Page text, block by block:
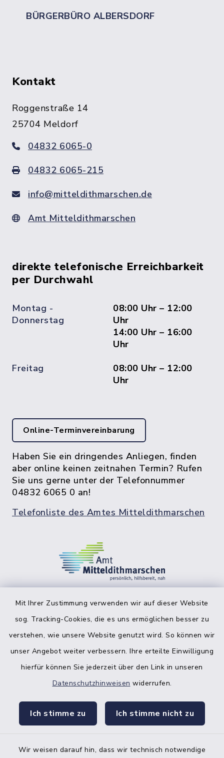
Mit Ihrer Zustimmung verwenden wir auf dieser Website
sog. Tracking-Cookies, die es uns ermöglichen besser zu
verstehen, wie unsere Website genutzt wird. So können wir
unser Angebot weiter verbessern. Ihre erteilte Einwilligung
hierfür können Sie jederzeit über den Link in unseren
Datenschutzhinweisen widerrufen.
Ich stimme zu Ich stimme nicht zu
Wir weisen darauf hin, dass wir technisch notwendige
BÜRGERBÜRO ALBERSDORF
Kontakt
Roggenstraße 14
25704 Meldorf
04832 6065-0
04832 6065-215
info@mitteldithmarschen.de
Amt Mitteldithmarschen
direkte telefonische Erreichbarkeit
per Durchwahl
Montag -
Donnerstag
08:00 Uhr – 12:00
Uhr
14:00 Uhr – 16:00
Uhr
Freitag
08:00 Uhr – 12:00
Uhr
Online-Terminvereinbarung
Haben Sie ein dringendes Anliegen, finden
aber online keinen zeitnahen Termin? Rufen
Sie uns gerne unter der Telefonnummer
04832 6065 0 an!
Telefonliste des Amtes Mitteldithmarschen
facebook
Bankverbindung der Amtskasse
Kontakt